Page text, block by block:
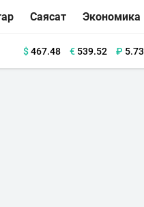
Саясат Экономика
$467.48 €539.52 ₽ 5.73